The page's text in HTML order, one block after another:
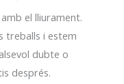
el lliurament.
treballs i estem
dubte o
després.